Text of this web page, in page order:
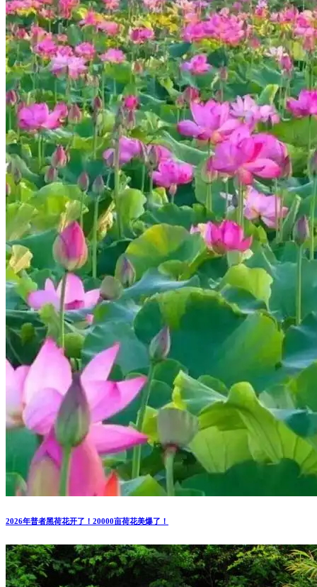
2026年普者黑荷花开了！20000亩荷花美爆了！